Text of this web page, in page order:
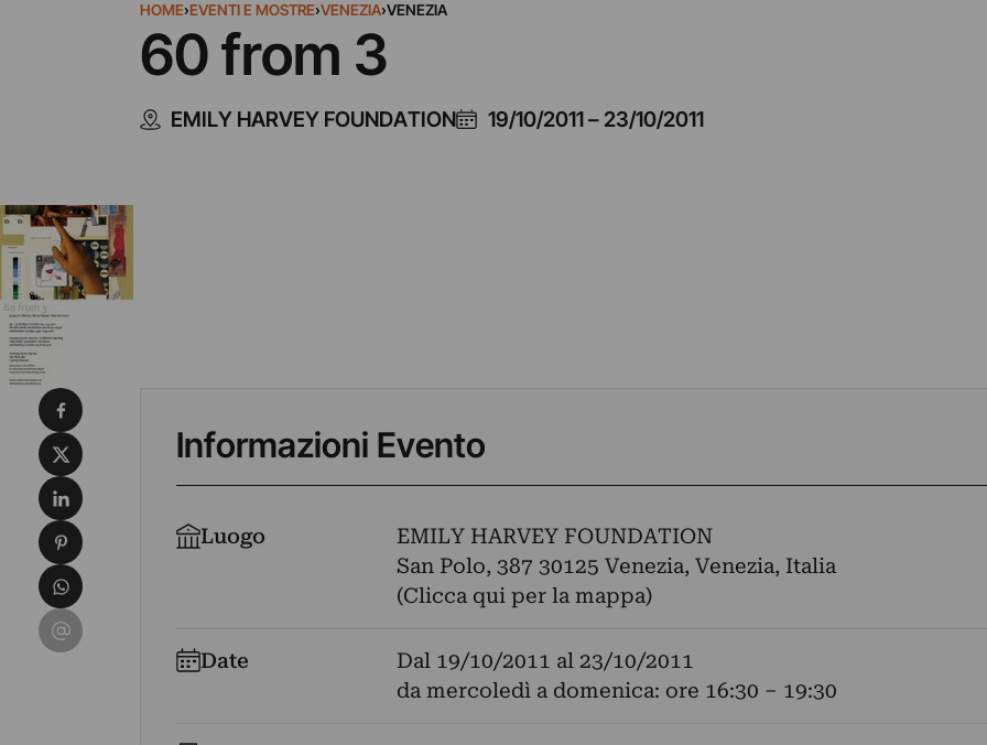
HOME›EVENTI E MOSTRE›VENEZIA›VENEZIA
60 from 3
EMILY HARVEY FOUNDATION 19/10/2011– 23/10/2011
Informazioni Evento
Luogo
EMILY HARVEY FOUNDATION
San Polo, 387 30125 Venezia, Venezia, Italia
(Clicca qui per la mappa)
Date Dal 19/10/2011 al 23/10/2011
da mercoledì a domenica: ore 16:30 – 19:30
Condividi su Facebook
Condividi su X
Condividi su LinkedIn
Condividi su Pinterest
Condividi su WhatsApp
Condividi su Email